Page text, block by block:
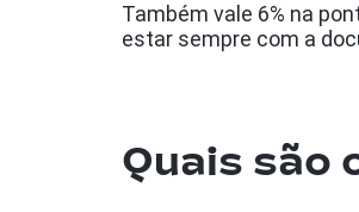
Também vale 6% na
estar sempre com a
Quais são